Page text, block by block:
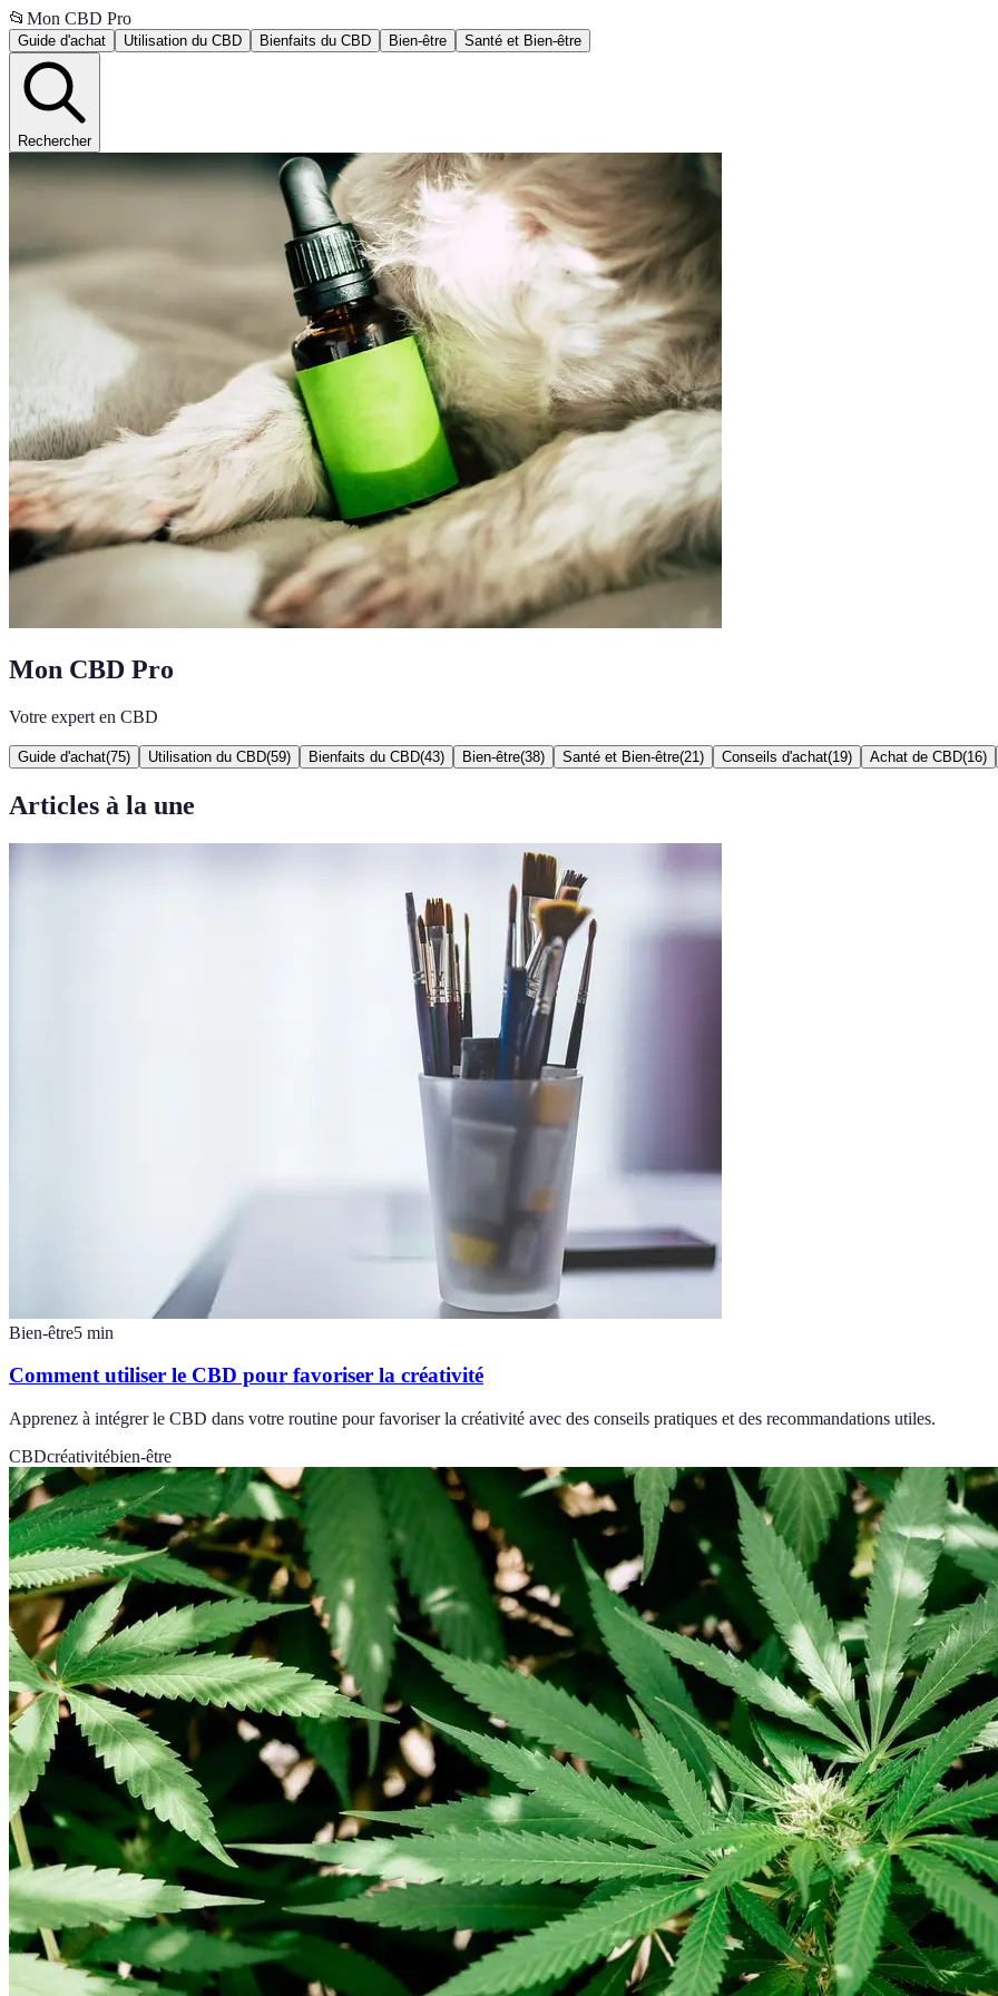
📂 Mon CBD Pro
Guide d'achat Utilisation du CBD Bienfaits du CBD Bien-être Santé et Bien-être
Rechercher
Mon CBD Pro
Votre expert en CBD
Guide d'achat(75) Utilisation du CBD(59) Bienfaits du CBD(43) Bien-être(38) Santé et Bien-être(21 ) Conseils d'achat(19) Achat de CBD(16)
Articles à la une
Bien-être5 min
Comment utiliser le CBD pour favoriser la créativité
Apprenez à intégrer le CBD dans votre routine pour favoriser la créativité avec des conseils pratiques et des recommandations utiles.
CBDcréativitébien-être